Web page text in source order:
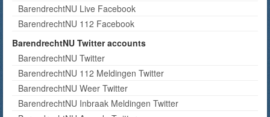
BarendrechtNU Live Facebook
BarendrechtNU 112 Facebook
BarendrechtNU Twitter accounts
BarendrechtNU Twitter
BarendrechtNU 112 Meldingen Twitter
BarendrechtNU Weer Twitter
BarendrechtNU Inbraak Meldingen Twitter